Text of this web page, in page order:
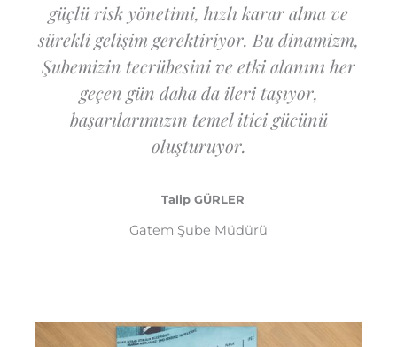
güçlü risk yönetimi, hızlı karar alma ve
sürekli gelişim gerektiriyor. Bu dinamizm,
Şubemizin tecrübesini ve etki alanını her
geçen gün daha da ileri taşıyor,
başarılarımızın temel itici gücünü
oluşturuyor.
Talip GÜRLER
Gatem Şube Müdürü